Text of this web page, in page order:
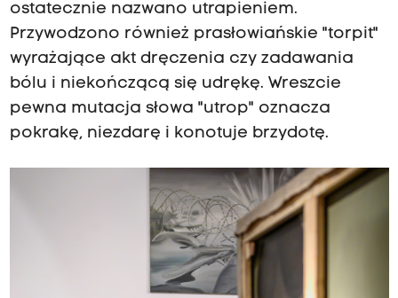
ostatecznie nazwano utrapieniem.
Przywodzono również prasłowiańskie "torpit"
wyrażające akt dręczenia czy zadawania
bólu i niekończącą się udrękę. Wreszcie
pewna mutacja słowa "utrop" oznacza
pokrakę, niezdarę i konotuje brzydotę.